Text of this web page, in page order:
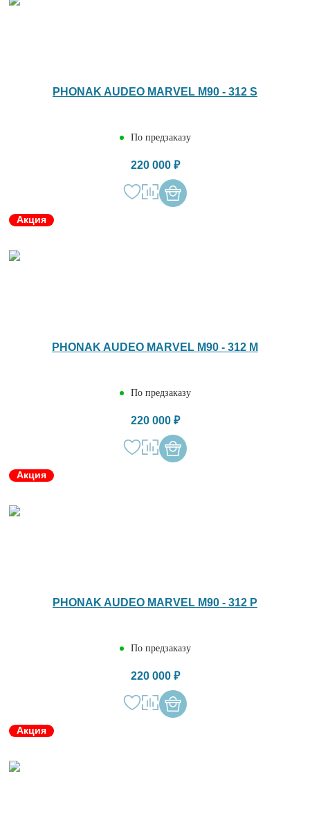
PHONAK AUDEO MARVEL M90 - 312 S
По предзаказу
220 000 ₽
Акция
PHONAK AUDEO MARVEL M90 - 312 M
По предзаказу
220 000 ₽
Акция
PHONAK AUDEO MARVEL M90 - 312 P
По предзаказу
220 000 ₽
Акция